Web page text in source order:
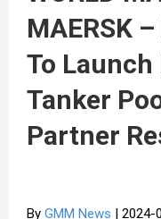
MAERSK
To Launch
Tanker
Partner
By GMM News | 2024-